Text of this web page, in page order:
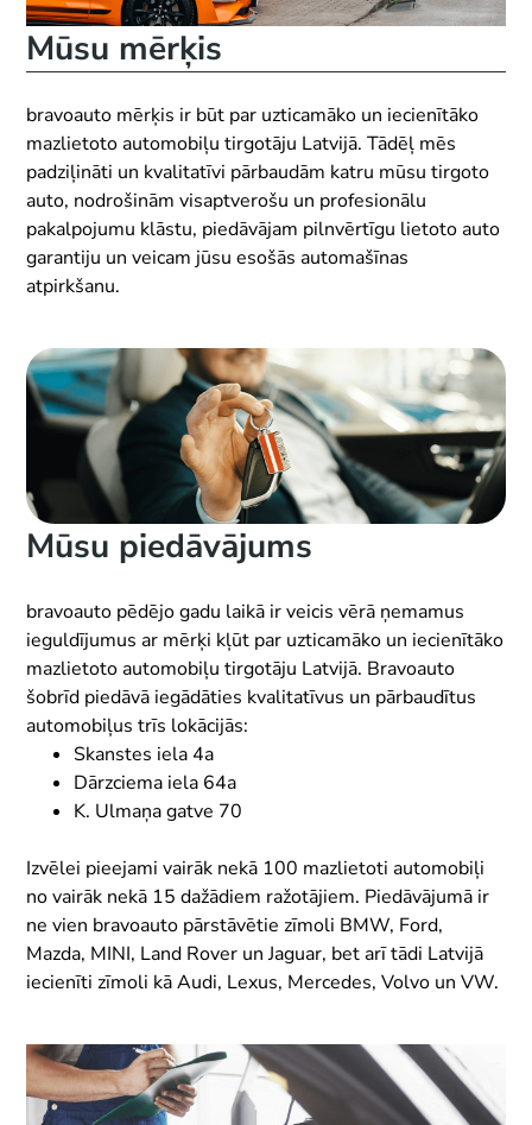
Mūsu mērķis
bravoauto mērķis ir būt par uzticamāko un iecienītāko
mazlietoto automobiļu tirgotāju Latvijā. Tādēļ mēs
padziļināti un kvalitatīvi pārbaudām katru mūsu tirgoto
auto, nodrošinām visaptverošu un profesionālu
pakalpojumu klāstu, piedāvājam pilnvērtīgu lietoto auto
garantiju un veicam jūsu esošās automašīnas
atpirkšanu.
Mūsu piedāvājums
bravoauto pēdējo gadu laikā ir veicis vērā ņemamus
ieguldījumus ar mērķi kļūt par uzticamāko un iecienītāko
mazlietoto automobiļu tirgotāju Latvijā. Bravoauto
šobrīd piedāvā iegādāties kvalitatīvus un pārbaudītus
automobiļus trīs lokācijās:
Skanstes iela 4a
Dārzciema iela 64a
K. Ulmaņa gatve 70
Izvēlei pieejami vairāk nekā 100 mazlietoti automobiļi
no vairāk nekā 15 dažādiem ražotājiem. Piedāvājumā ir
ne vien bravoauto pārstāvētie zīmoli BMW, Ford,
Mazda, MINI, Land Rover un Jaguar, bet arī tādi Latvijā
iecienīti zīmoli kā Audi, Lexus, Mercedes, Volvo un VW.